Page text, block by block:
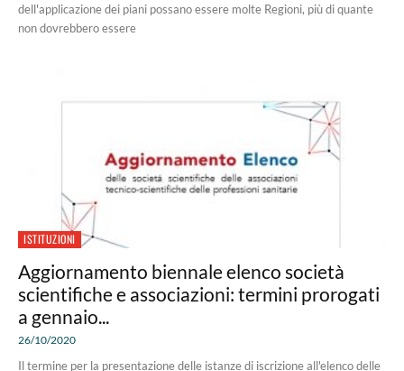
dell'applicazione dei piani possano essere molte Regioni, più di quante
non dovrebbero essere
ISTITUZIONI
Aggiornamento biennale elenco società
scientifiche e associazioni: termini prorogati
a gennaio...
26/10/2020
Il termine per la presentazione delle istanze di iscrizione all'elenco delle